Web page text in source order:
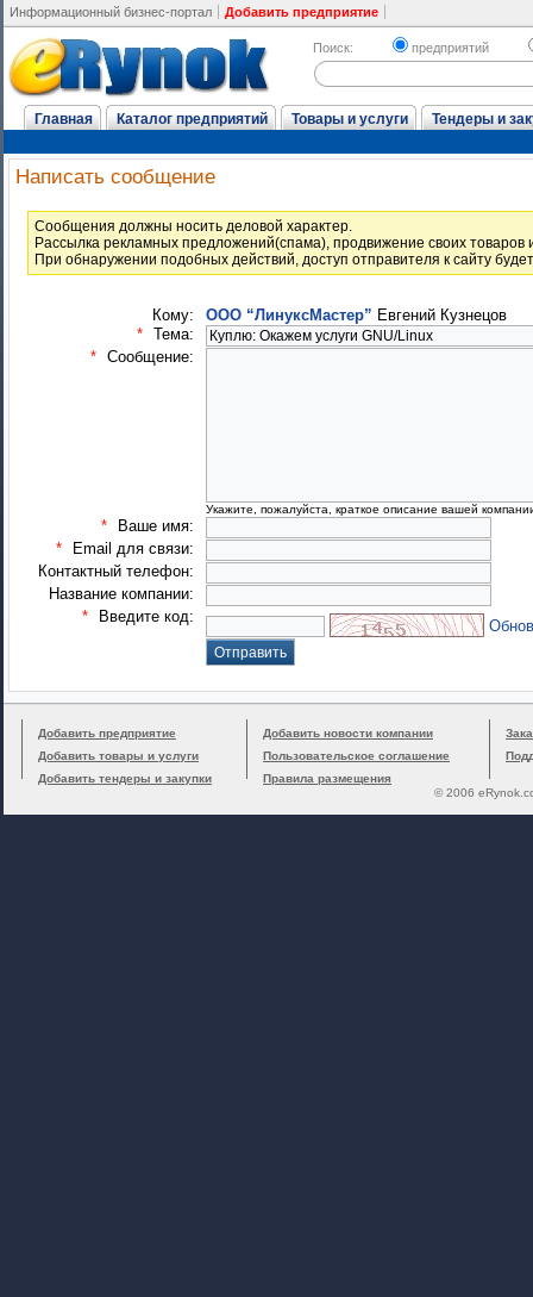
Информационный бизнес-портал Добавить предприятие
Поиск: предприятий
Главная Каталог предприятий Товары и услуги Тендеры и
Написать сообщение
Cообщения должны носить деловой характер.
Рассылка рекламных предложений(спама), продвижение своих товаров
При обнаружении подобных действий, доступ отправителя к сайту
Кому: ООО “ЛинуксМастер” Евгений Кузнецов
* Тема:
* Сообщение:
Укажите, пожалуйста, краткое описание вашей
*
Ваше имя:
*
Email для связи:
Контактный телефон:
Название компании:
*
Введите код:
Добавить предприятие
Добавить товары и услуги
Добавить тендеры и закупки
Добавить новости компании
Пользовательское соглашение
Правила размещения
© 2006